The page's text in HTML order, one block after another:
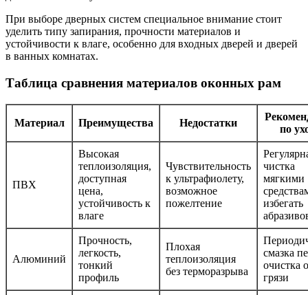
При выборе дверных систем специальное внимание стоит
уделить типу запирания, прочности материалов и
устойчивости к влаге, особенно для входных дверей и дверей
в ванных комнатах.
Таблица сравнения материалов оконных рам
Материал Преимущества Недостатки
по
ПВХ
Высокая
теплоизоляция,
доступная
цена,
устойчивость к
влаге
Чувствительность
к ультрафиолету,
возможное
пожелтение
чистка
мягкими
избегать
Алюминий
Прочность,
легкость,
тонкий
профиль
Плохая
теплоизоляция
без терморазрыва
смазка
очистка
грязи